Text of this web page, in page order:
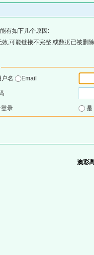
有如下几个原因:
,可能链接不完整,或数据已被删
户名
Email
登录
澳彩